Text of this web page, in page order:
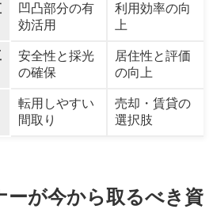
凹凸部分の有
効活用
利用効率の向
上
安全性と採光
の確保
居住性と評価
の向上
転用しやすい
間取り
売却・賃貸の
選択肢
ーが今から取るべき資